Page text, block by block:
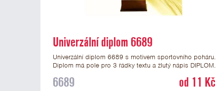
Univerzální diplom 6689
Univerzální diplom 6689 s motivem sportovního poháru.
Diplom má pole pro 3 řádky textu a žlutý nápis DIPLOM.
Tento diplom je vhodný pro většinu událostí, ke kterým
6689 od 11 Kč